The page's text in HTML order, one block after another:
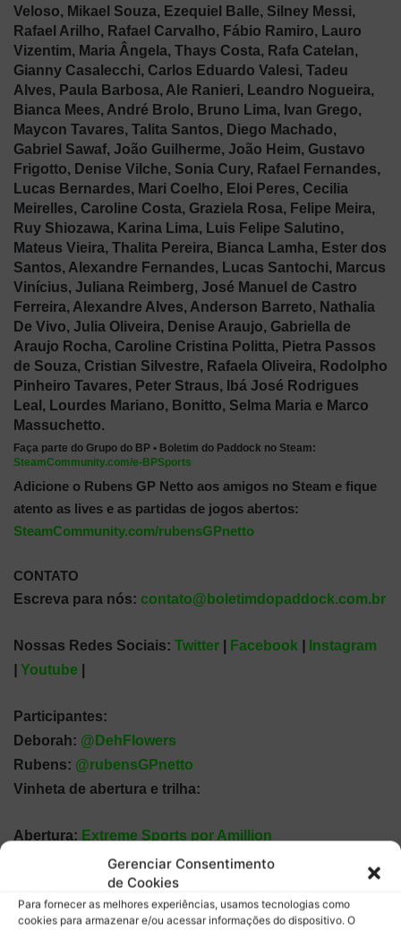
Gerenciar Consentimento
de Cookies
Para fornecer as melhores experiências, usamos tecnologias como
cookies para armazenar e/ou acessar informações do dispositivo. O
Veloso, Mikael Souza, Ezequiel Balle, Silney Messi,
Rafael Arilho, Rafael Carvalho, Fábio Ramiro, Lauro
Vizentim, Maria Ângela, Thays Costa, Rafa Catelan,
Gianny Casalecchi, Carlos Eduardo Valesi, Tadeu
Alves, Paula Barbosa, Ale Ranieri, Leandro Nogueira,
Bianca Mees, André Brolo, Bruno Lima, Ivan Grego,
Maycon Tavares, Talita Santos, Diego Machado,
Gabriel Sawaf, João Guilherme, João Heim, Gustavo
Frigotto, Denise Vilche, Sonia Cury, Rafael Fernandes,
Lucas Bernardes, Mari Coelho, Eloi Peres, Cecilia
Meirelles, Caroline Costa, Graziela Rosa, Felipe Meira,
Ruy Shiozawa, Karina Lima, Luis Felipe Salutino,
Mateus Vieira, Thalita Pereira, Bianca Lamha, Ester dos
Santos, Alexandre Fernandes, Lucas Santochi, Marcus
Vinícius, Juliana Reimberg, José Manuel de Castro
Ferreira, Alexandre Alves, Anderson Barreto, Nathalia
De Vivo, Julia Oliveira, Denise Araujo, Gabriella de
Araujo Rocha, Caroline Cristina Politta, Pietra Passos
de Souza, Cristian Silvestre, Rafaela Oliveira, Rodolpho
Pinheiro Tavares, Peter Straus, Ibá José Rodrigues
Leal, Lourdes Mariano, Bonitto, Selma Maria e Marco
Massuchetto.
Faça parte do Grupo do BP • Boletim do Paddock no Steam:
SteamCommunity.com/e-BPSports
Adicione o Rubens GP Netto aos amigos no Steam e fique
atento as lives e as partidas de jogos abertos:
SteamCommunity.com/rubensGPnetto
CONTATO
Escreva para nós: contato@boletimdopaddock.com.br
Nossas Redes Sociais: Twitter Facebook
Instagram
Youtube
Participantes:
Deborah: @DehFlowers
Rubens: @rubensGPnetto
Vinheta de abertura e trilha:
Abertura: Extreme Sports por Amillion
Weekend in Tattoine da biblioteca do Youtube